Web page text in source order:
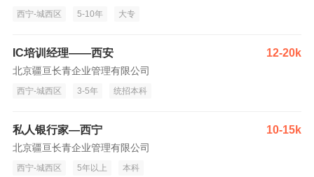
西宁-城西区 5-10年 大专
IC培训经理——西安 12-20k
北京疆亘长青企业管理有限公司
西宁-城西区 3-5年 统招本科
私人银行家—西宁 10-15k
北京疆亘长青企业管理有限公司
西宁-城西区 5年以上 本科